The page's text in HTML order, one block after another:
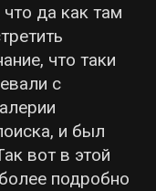
да как там
что таки
с
и был
вот в этой
подробно